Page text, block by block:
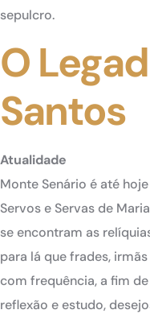
sepulcro.
O
Santos
Atualidade
Monte Senário é até
Servos e Servas de
se encontram as
para lá que frades,
com frequência, a fim
reflexão e estudo,